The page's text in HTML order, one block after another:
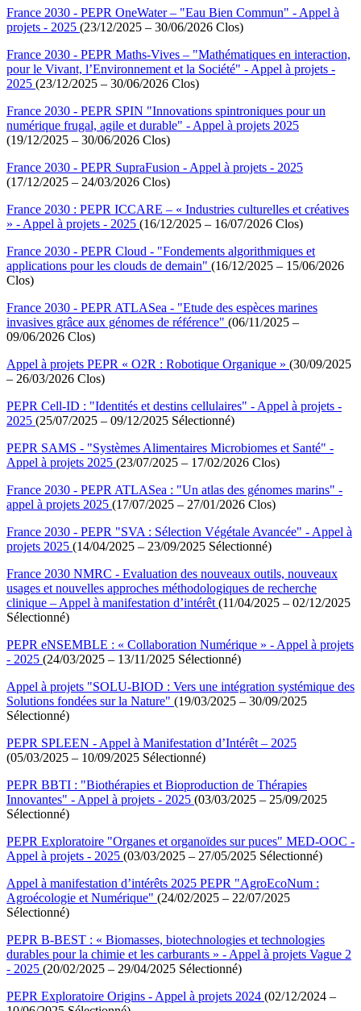
France 2030 - PEPR OneWater – "Eau Bien Commun" - Appel à
projets - 2025 (23/12/2025 – 30/06/2026 Clos)
France 2030 - PEPR Maths-Vives – "Mathématiques en interaction,
pour le Vivant, l’Environnement et la Société" - Appel à projets -
2025 (23/12/2025 – 30/06/2026 Clos)
France 2030 - PEPR SPIN "Innovations spintroniques pour un
numérique frugal, agile et durable" - Appel à projets 2025
(19/12/2025 – 30/06/2026 Clos)
France 2030 - PEPR SupraFusion - Appel à projets - 2025
(17/12/2025 – 24/03/2026 Clos)
France 2030 : PEPR ICCARE – « Industries culturelles et créatives
» - Appel à projets - 2025 (16/12/2025 – 16/07/2026 Clos)
France 2030 - PEPR Cloud - "Fondements algorithmiques et
applications pour les clouds de demain" (16/12/2025 – 15/06/2026
Clos)
France 2030 - PEPR ATLASea - "Etude des espèces marines
invasives grâce aux génomes de référence" (06/11/2025 –
09/06/2026 Clos)
Appel à projets PEPR « O2R : Robotique Organique » (30/09/2025
– 26/03/2026 Clos)
PEPR Cell-ID : "Identités et destins cellulaires" - Appel à projets -
2025 (25/07/2025 – 09/12/2025 Sélectionné)
PEPR SAMS - "Systèmes Alimentaires Microbiomes et Santé" -
Appel à projets 2025 (23/07/2025 – 17/02/2026 Clos)
France 2030 - PEPR ATLASea : "Un atlas des génomes marins" -
appel à projets 2025 (17/07/2025 – 27/01/2026 Clos)
France 2030 - PEPR "SVA : Sélection Végétale Avancée" - Appel à
projets 2025 (14/04/2025 – 23/09/2025 Sélectionné)
France 2030 NMRC - Evaluation des nouveaux outils, nouveaux
usages et nouvelles approches méthodologiques de recherche
clinique – Appel à manifestation d’intérêt (11/04/2025 – 02/12/2025
Sélectionné)
PEPR eNSEMBLE : « Collaboration Numérique » - Appel à projets
- 2025 (24/03/2025 – 13/11/2025 Sélectionné)
Appel à projets "SOLU-BIOD : Vers une intégration systémique des
Solutions fondées sur la Nature" (19/03/2025 – 30/09/2025
Sélectionné)
PEPR SPLEEN - Appel à Manifestation d’Intérêt – 2025
(05/03/2025 – 10/09/2025 Sélectionné)
PEPR BBTI : "Biothérapies et Bioproduction de Thérapies
Innovantes" - Appel à projets - 2025 (03/03/2025 – 25/09/2025
Sélectionné)
PEPR Exploratoire "Organes et organoïdes sur puces" MED-OOC -
Appel à projets - 2025 (03/03/2025 – 27/05/2025 Sélectionné)
Appel à manifestation d’intérêts 2025 PEPR "AgroEcoNum :
Agroécologie et Numérique" (24/02/2025 – 22/07/2025
Sélectionné)
PEPR B-BEST : « Biomasses, biotechnologies et technologies
durables pour la chimie et les carburants » - Appel à projets Vague 2
- 2025 (20/02/2025 – 29/04/2025 Sélectionné)
PEPR Exploratoire Origins - Appel à projets 2024 (02/12/2024 –